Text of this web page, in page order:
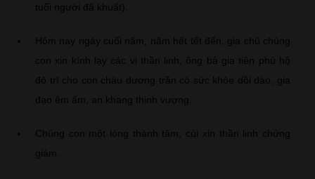
tuổi người đã khuất).
Hôm nay ngày cuối năm, năm hết tết đến, gia chủ chúng
con xin kính lạy các vị thần linh, ông bà gia tiên phù hộ
độ trì cho con cháu dương trần có sức khỏe dồi dào, gia
đạo êm ấm, an khang thịnh vượng.
Chúng con một lòng thành tâm, cúi xin thần linh chứng
giám.